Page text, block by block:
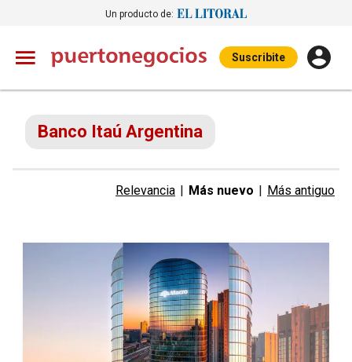
Un producto de:
Suscribite
Banco Itaú Argentina
Relevancia | Más nuevo | Más antiguo